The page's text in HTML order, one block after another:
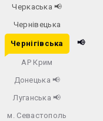
Черкаська📢
Чернівецька
Чернігівська 📢
АР Крим
Донецька 📢
Луганська 📢
м. Севастополь